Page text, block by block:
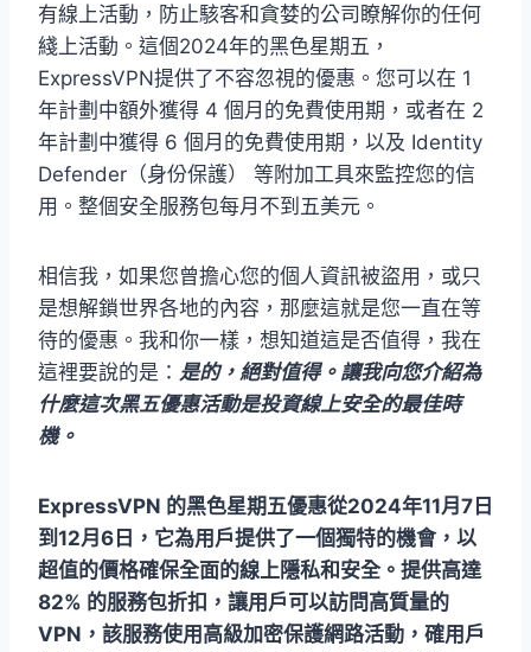
有線上活動，防止駭客和貪婪的公司瞭解你的任何
綫上活動。這個2024年的黑色星期五，
ExpressVPN提供了不容忽視的優惠。您可以在 1
年計劃中額外獲得 4 個月的免費使用期，或者在 2
年計劃中獲得 6 個月的免費使用期，以及 Identity
Defender（身份保護） 等附加工具來監控您的信
用。整個安全服務包每月不到五美元。
相信我，如果您曾擔心您的個人資訊被盜用，或只
是想解鎖世界各地的內容，那麼這就是您一直在等
待的優惠。我和你一樣，想知道這是否值得，我在
這裡要說的是： 是的，絕對值得。讓我向您介紹為
什麼這次黑五優惠活動是投資線上安全的最佳時
機。
ExpressVPN 的黑色星期五優惠從2024年11月7日
到12月6日，它為用戶提供了一個獨特的機會，以
超值的價格確保全面的線上隱私和安全。提供高達
82% 的服務包折扣，讓用戶可以訪問高質量的
VPN，該服務使用高級加密保護網路活動，確用戶